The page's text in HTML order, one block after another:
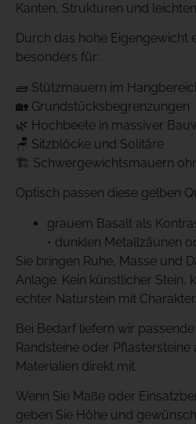
Kanten, Strukturen und
Durch das hohe Eigengewicht
besonders für:
🧱 Stützmauern im
🏡 Grundstücksbegrenzungen
🌿 Hochbeete in massiver
🪑 Sitzblöcke und Solitäre
🏗️ Schwergewichtsmauern
Optisch passen diese gelben
grauem Basalt als
• dunklen Metallzäunen
Sie bringen Ruhe, Masse und
Anlage. Kein künstlicher Stein,
echter Naturstein mit Charakter.
Bei Bedarf liefern wir
Randsteine oder
Materialien direkt mit.
Wenn Sie Maße oder
geben Sie Höhe und